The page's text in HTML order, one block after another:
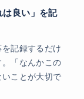
は良い」を記
記録するだけ
「なんかこの
ことが大切で